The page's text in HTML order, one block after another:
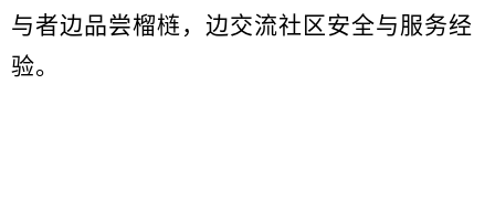
与者边品尝榴梿，边交流社区安全与服务经
验。